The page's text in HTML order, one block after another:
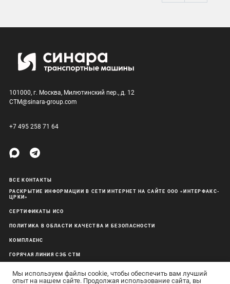
101000, г. Москва, Милютинский пер., д. 12
CTM@sinara-group.com
+7 495 258 71 64
ВСЕ КОНТАКТЫ
РАСКРЫТИЕ ИНФОРМАЦИИ В СЕТИ ИНТЕРНЕТ НА САЙТЕ ООО «ИНТЕРФАКС-
ЦРКИ»
СЕРТИФИКАТЫ ИСО
ПОЛИТИКА В ОБЛАСТИ КАЧЕСТВА И БЕЗОПАСНОСТИ
КОМПЛАЕНС
ГОРЯЧАЯ ЛИНИЯ СЭБ СТМ
Мы используем файлы cookie, чтобы обеспечить вам лучший
опыт на нашем сайте. Продолжая использование сайта, вы